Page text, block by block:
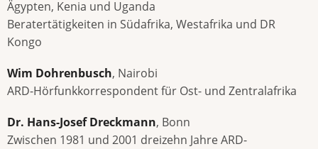
Ägypten, Kenia und Uganda
Beratertätigkeiten in Südafrika, Westafrika und DR
Kongo
Wim Dohrenbusch, Nairobi
ARD-Hörfunkkorrespondent für Ost- und Zentralafrika
Dr. Hans-Josef Dreckmann, Bonn
Zwischen 1981 und 2001 dreizehn Jahre ARD-